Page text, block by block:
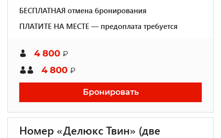
БЕСПЛАТНАЯ отмена бронирования
ПЛАТИТЕ НА МЕСТЕ — предоплата требуется
4 800 ₽
4 800 ₽
Бронировать
Номер «Делюкс Твин» (две